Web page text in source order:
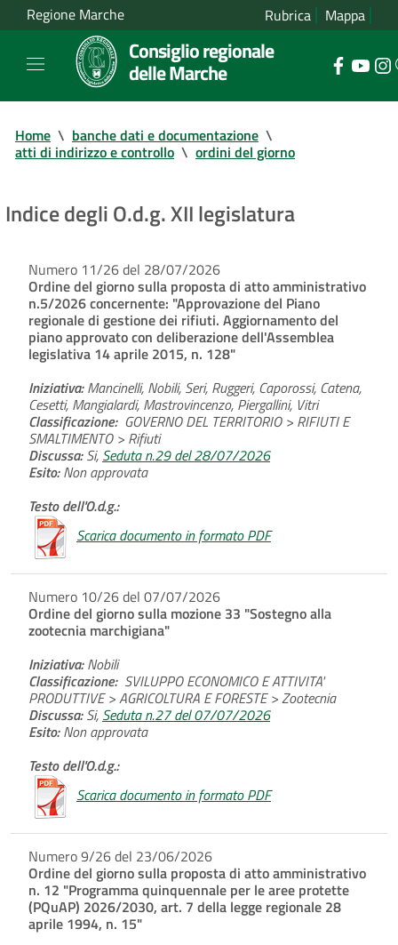
Regione Marche Rubrica Mappa
Consiglio regionale
delle Marche
Home \ banche dati e documentazione \
atti di indirizzo e controllo \ ordini del giorno
Indice degli O.d.g. XII legislatura
Numero 11/26 del 28/07/2026
Ordine del giorno sulla proposta di atto amministrativo
n.5/2026 concernente: "Approvazione del Piano
regionale di gestione dei rifiuti. Aggiornamento del
piano approvato con deliberazione dell'Assemblea
legislativa 14 aprile 2015, n. 128"
Iniziativa:Mancinelli, Nobili, Seri, Ruggeri, Caporossi, Catena,
Cesetti, Mangialardi, Mastrovincenzo, Piergallini, Vitri
Classificazione: GOVERNO DEL TERRITORIO > RIFIUTI E
SMALTIMENTO > Rifiuti
Discussa:Si, Seduta n.29 del 28/07/2026
Esito:Non approvata
Testo dell'O.d.g.:
Scarica documento in formato PDF
Numero 10/26 del 07/07/2026
Ordine del giorno sulla mozione 33 "Sostegno alla
zootecnia marchigiana"
Iniziativa:Nobili
Classificazione: SVILUPPO ECONOMICO E ATTIVITA'
PRODUTTIVE > AGRICOLTURA E FORESTE > Zootecnia
Discussa:Si, Seduta n.27 del 07/07/2026
Esito:Non approvata
Testo dell'O.d.g.:
Scarica documento in formato PDF
Numero 9/26 del 23/06/2026
Ordine del giorno sulla proposta di atto amministrativo
n. 12 "Programma quinquennale per le aree protette
(PQuAP) 2026/2030, art. 7 della legge regionale 28
aprile 1994, n. 15"